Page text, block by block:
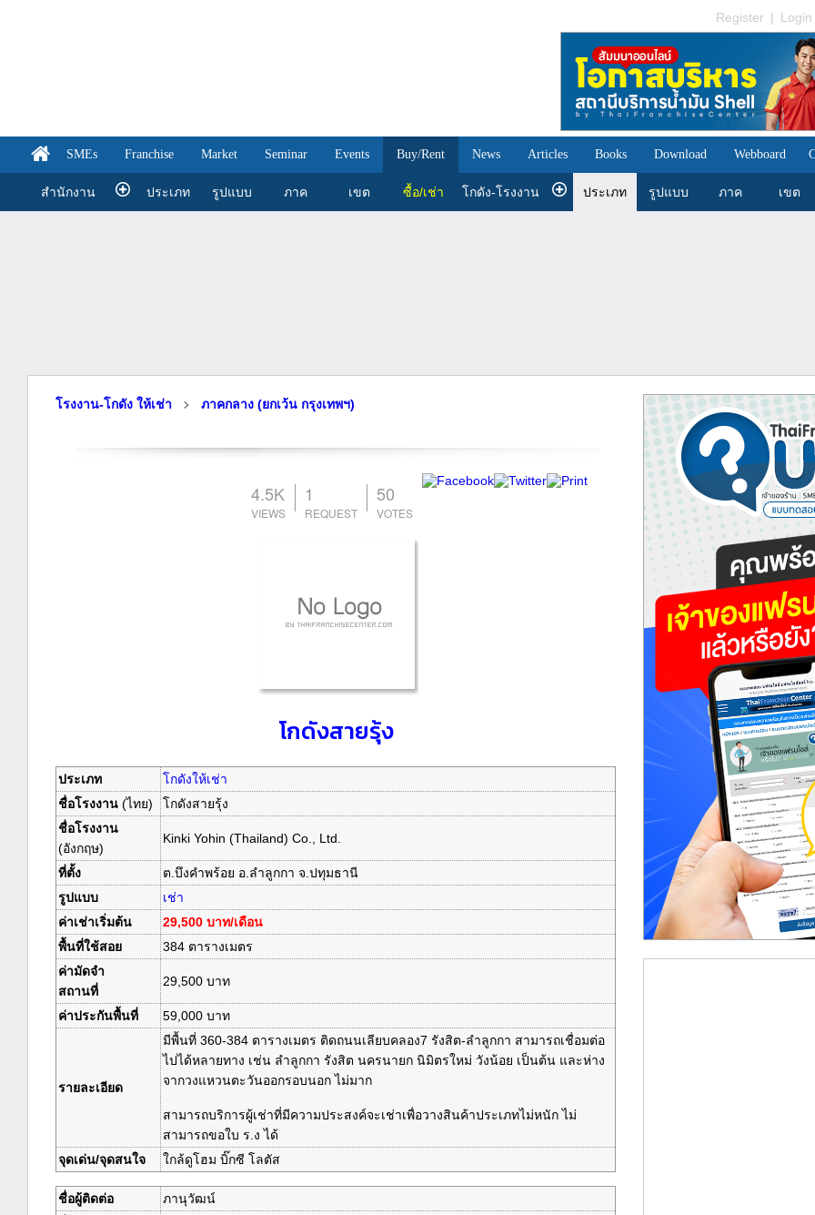
Register | Login
SMEs Franchise Market Seminar Events Buy/Rent News Articles Books Download Webboard
สำนักงาน ประเภท รูปแบบ ภาค เขต ซื้อ/เช่า โกดัง-โรงงาน ประเภท รูปแบบ ภาค เขต
โรงงาน-โกดัง ให้เช่า ภาคกลาง (ยกเว้น กรุงเทพฯ)
4.5K 1 50
โกดังสายรุ้ง
ประเภท
โกดังให้เช่า
ชื่อโรงงาน (ไทย)
โกดังสายรุ้ง
ชื่อโรงงาน
(อังกฤษ)
Kinki Yohin (Thailand) Co., Ltd.
ที่ตั้ง
ต.บึงคำพร้อย อ.ลำลูกกา จ.ปทุมธานี
รูปแบบ
เช่า
ค่าเช่าเริ่มต้น
29,500 บาท/เดือน
พื้นที่ใช้สอย
384 ตารางเมตร
ค่ามัดจำ
สถานที่
29,500 บาท
ค่าประกันพื้นที่ 59,000 บาท
รายละเอียด
มีพื้นที่ 360-384 ตารางเมตร ติดถนนเลียบคลอง7 รังสิต-ลำลูกกา สามารถเชื่อมต่อ
ไปได้หลายทาง เช่น ลำลูกกา รังสิต นครนายก นิมิตรใหม่ วังน้อย เป็นต้น และห่าง
จากวงแหวนตะวันออกรอบนอก ไม่มาก
สามารถบริการผู้เช่าที่มีความประสงค์จะเช่าเพื่อวางสินค้าประเภทไม่หนัก ไม่
สามารถขอใบ ร.ง ได้
จุดเด่น/จุดสนใจ
ใกล้ดูโฮม บิ๊กซี โลตัส
ชื่อผู้ติดต่อ
ภานุวัฒน์